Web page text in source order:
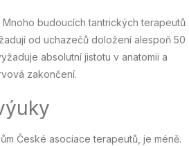
budoucích tantrických terapeutů
od uchazečů doložení alespoň 50
absolutní jistotu v anatomii a
zakončení.
České asociace terapeutů, je méně.